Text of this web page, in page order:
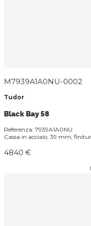
M7939A1A0NU-0002
Tudor
Black Bay 58
Referenza: 7939A1A0NU
Cassa in acciaio, 39 mm,
4840 €